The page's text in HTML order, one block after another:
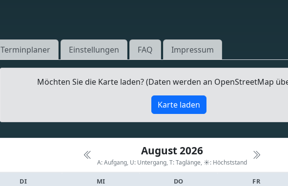
Terminplaner Einstellungen FAQ Impressum
Möchten Sie die Karte laden? (Daten werden an OpenStreetMap
Karte laden
August 2026
A: Aufgang, U: Untergang, T: Taglänge, ☀: Höchststand
DI MI DO FR